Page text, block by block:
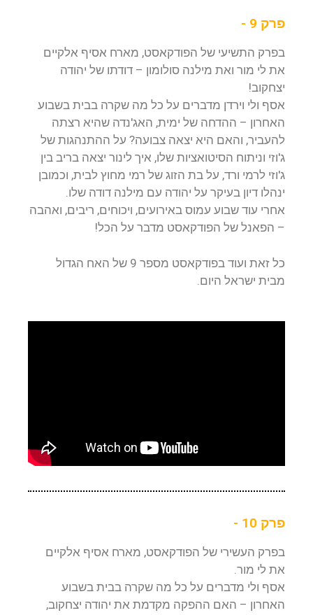
פרק 9 -
בפרק התשיעי של הפודקאסט, מארח אסיף אלקיים
את לי מור ואת מילנה סולומון – דודתו של יהודה
יצחקוב!
אסף ולי וירדן מדברים על כל מה שקרה בבית בשבוע
האחרון – ההדחה של ימית, האג'נדה שהיא רצתה
להעביר, והאם היא יצאה צבועה? על ההתנהגות של
ג'וזי וניתוח הסיטואציות שלו, איך לינור יצאה בריב בין
ג'וזי לרמי ורד, על בת הזוג של רמי מחוץ לבית, וכמובן
ינהלו דיון בעיקר על יהודה עם מילנה דודה שלו.
אחרי עוד שבוע עמוס באירועים, ויכוחים, ריבים, ואהבה
– הפאנל של הפודקאסט מדבר על הכל!
כל זאת ועוד בפודקאסט מספר 9 של האח הגדול
מבית ישראל היום.
פרק 10 -
בפרק העשירי של הפודקאסט, מארח אסיף אלקיים
את לי מור.
אסף ולי מדברים על כל מה שקרה בבית בשבוע
האחרון – האם ההפקה מקדמת את יהודה יצחקוב,